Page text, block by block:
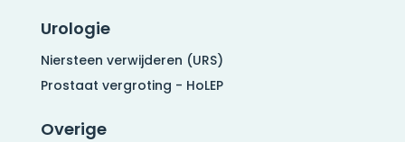
Urologie
Niersteen verwijderen (URS)
Prostaat vergroting - HoLEP
Overige